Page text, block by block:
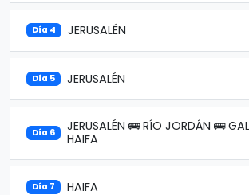
Día 4 JERUSALÉN
Día 5 JERUSALÉN
Día 6
JERUSALÉN 🚌 RÍO JORDÁN 🚌
HAIFA
Día 7 HAIFA